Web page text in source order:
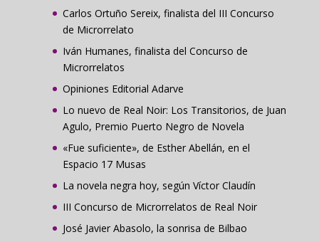
Carlos Ortuño Sereix, finalista del III Concurso
de Microrrelato
Iván Humanes, finalista del Concurso de
Microrrelatos
Opiniones Editorial Adarve
Lo nuevo de Real Noir: Los Transitorios, de Juan
Agulo, Premio Puerto Negro de Novela
«Fue suficiente», de Esther Abellán, en el
Espacio 17 Musas
La novela negra hoy, según Víctor Claudín
III Concurso de Microrrelatos de Real Noir
José Javier Abasolo, la sonrisa de Bilbao